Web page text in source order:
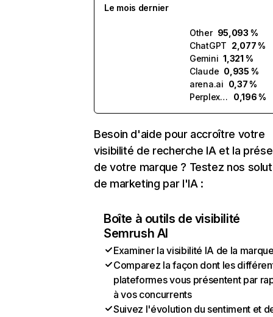
Le mois dernier
Other 95,093 %
ChatGPT 2,077 %
Gemini 1,321 %
Claude 0,935 %
arena.ai 0,37 %
Perplexity
0,196 %
Besoin d'aide pour accroître votre
visibilité de recherche IA et la
de votre marque ? Testez nos
de marketing par l'IA :
Boîte à outils de visibilité
Semrush AI
Examiner la visibilité IA de la
Comparez la façon dont les
plateformes vous présentent par
à vos concurrents
Suivez l'évolution du sentiment et